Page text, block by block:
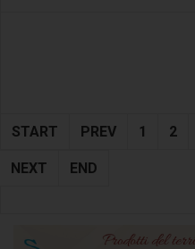
START PREV 1 2
NEXT END